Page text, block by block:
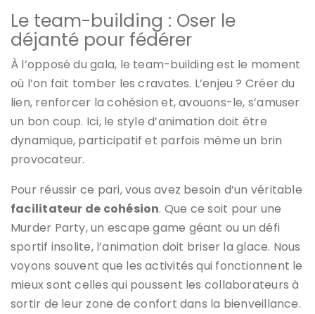
Le team-building : Oser le
déjanté pour fédérer
À l’opposé du gala, le team-building est le moment
où l’on fait tomber les cravates. L’enjeu ? Créer du
lien, renforcer la cohésion et, avouons-le, s’amuser
un bon coup. Ici, le style d’animation doit être
dynamique, participatif et parfois même un brin
provocateur.
Pour réussir ce pari, vous avez besoin d’un véritable
facilitateur de cohésion. Que ce soit pour une
Murder Party, un escape game géant ou un défi
sportif insolite, l’animation doit briser la glace. Nous
voyons souvent que les activités qui fonctionnent le
mieux sont celles qui poussent les collaborateurs à
sortir de leur zone de confort dans la bienveillance.